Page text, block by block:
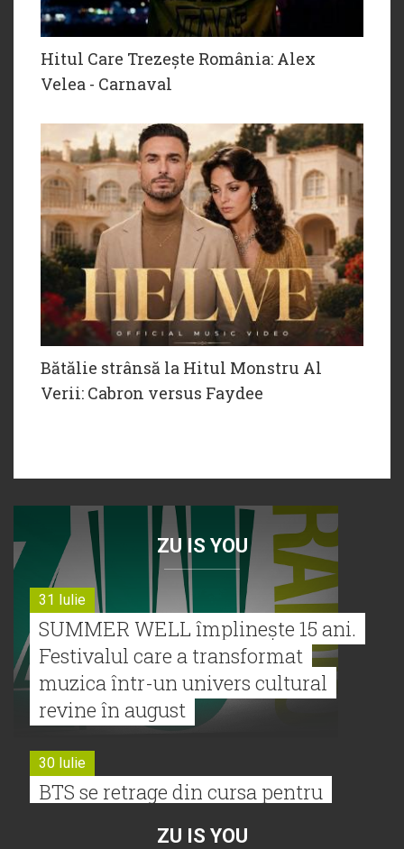
Hitul Care Trezește România: Alex
Velea - Carnaval
Bătălie strânsă la Hitul Monstru Al
Verii: Cabron versus Faydee
ZU IS YOU
31 Iulie
SUMMER WELL împlinește 15 ani.
Festivalul care a transformat
muzica într-un univers cultural
revine în august
30 Iulie
BTS se retrage din cursa pentru
ZU IS YOU